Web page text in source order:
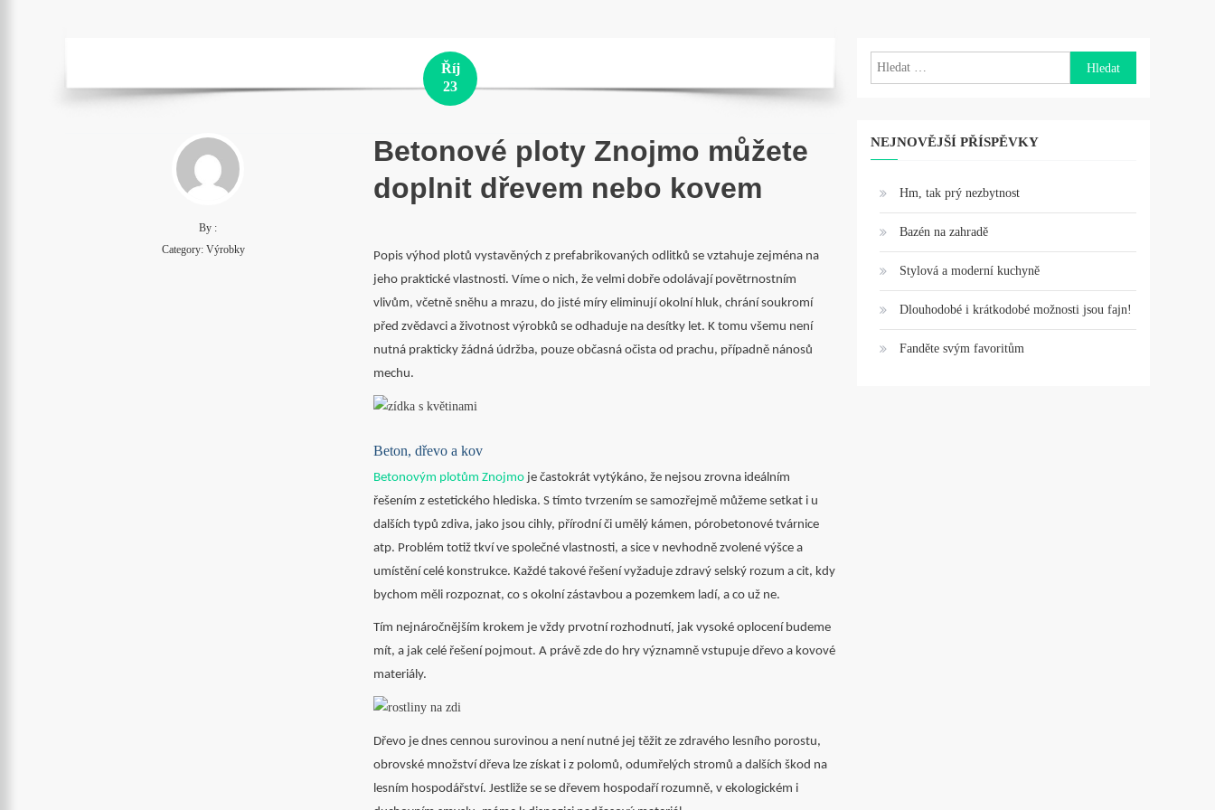
Říj
23
Betonové ploty Znojmo můžete
doplnit dřevem nebo kovem
Popis výhod plotů vystavěných z prefabrikovaných odlitků se vztahuje zejména na
jeho praktické vlastnosti. Víme o nich, že velmi dobře odolávají povětrnostním
vlivům, včetně sněhu a mrazu, do jisté míry eliminují okolní hluk, chrání soukromí
před zvědavci a životnost výrobků se odhaduje na desítky let. K tomu všemu není
nutná prakticky žádná údržba, pouze občasná očista od prachu, případně nánosů
mechu.
Beton, dřevo a kov
Betonovým plotům Znojmoje častokrát vytýkáno, že nejsou zrovna ideálním
řešením z estetického hlediska. S tímto tvrzením se samozřejmě můžeme setkat i u
dalších typů zdiva, jako jsou cihly, přírodní či umělý kámen, pórobetonové tvárnice
atp. Problém totiž tkví ve společné vlastnosti, a sice v nevhodně zvolené výšce a
umístění celé konstrukce. Každé takové řešení vyžaduje zdravý selský rozum a cit, kdy
bychom měli rozpoznat, co s okolní zástavbou a pozemkem ladí, a co už ne.
Tím nejnáročnějším krokem je vždy prvotní rozhodnutí, jak vysoké oplocení budeme
mít, a jak celé řešení pojmout. A právě zde do hry významně vstupuje dřevo a kovové
materiály.
Dřevo je dnes cennou surovinou a není nutné jej těžit ze zdravého lesního porostu,
obrovské množství dřeva lze získat i z polomů, odumřelých stromů a dalších škod na
lesním hospodářství. Jestliže se se dřevem hospodaří rozumně, v ekologickém i
By :
Category: Výrobky
Vyhledávání
NEJNOVĚJŠÍ PŘÍSPĚVKY
Hm, tak prý nezbytnost
Bazén na zahradě
Stylová a moderní kuchyně
Dlouhodobé i krátkodobé možnosti jsou fajn!
Fanděte svým favoritům